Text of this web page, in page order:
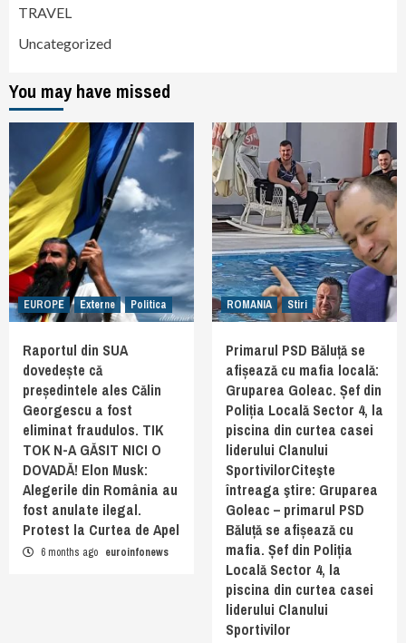
TRAVEL
Uncategorized
You may have missed
EUROPE Externe Politica
Raportul din SUA
dovedește că
președintele ales Călin
Georgescu a fost
eliminat fraudulos. TIK
TOK N-A GĂSIT NICI O
DOVADĂ! Elon Musk:
Alegerile din România au
fost anulate ilegal.
Protest la Curtea de Apel
6 months ago euroinfonews
ROMANIA Stiri
Primarul PSD Băluță se
afișează cu mafia locală:
Gruparea Goleac. Șef din
Poliția Locală Sector 4, la
piscina din curtea casei
liderului Clanului
SportivilorCiteşte
întreaga ştire: Gruparea
Goleac – primarul PSD
Băluță se afișează cu
mafia. Șef din Poliția
Locală Sector 4, la
piscina din curtea casei
liderului Clanului
Sportivilor